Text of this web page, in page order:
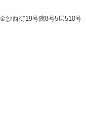
沙西街19号院8号5层510